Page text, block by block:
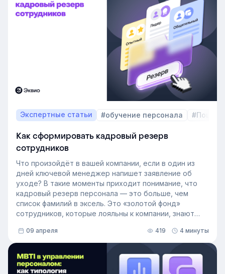
Экспертные статьи #обучение персонала
Как сформировать кадровый резерв
сотрудников
Что произойдёт в вашей компании, если в один из
дней ключевой менеджер напишет заявление об
уходе? В такие моменты приходит понимание, что
кадровый резерв персонала — это больше, чем
список фамилий в эксель. Это «золотой фонд»
сотрудников, которые лояльны к компании, знают
освободившуюся должность. Не у каждой компании
есть такой документ, потому что собирать его
вручную — трудоёмкая задача. Однако с приходом
автоматизации формирование кадрового запаса
09 апреля 419 4 минуты